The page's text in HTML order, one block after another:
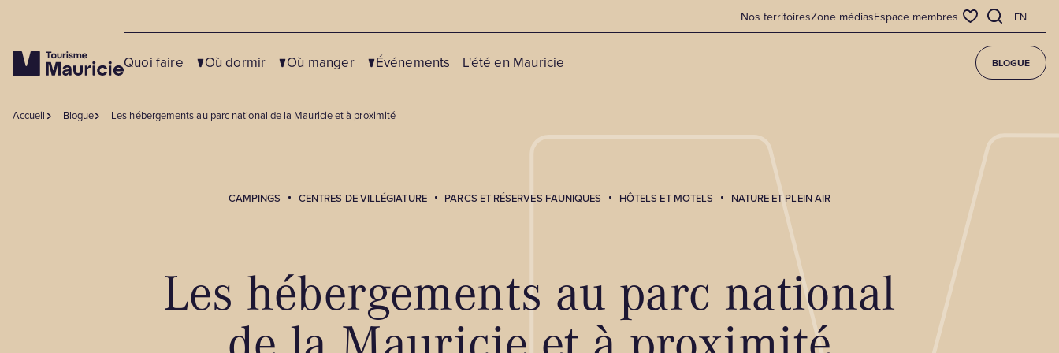
Nos territoiresZone médiasEspace membres EN
Quoi faire
Centres de ski
Patinage
Pêche blanche et pêche aux
petits poissons des chenaux
Entreprises de service et partenaires
Vélo
Équitation
Golf
Où dormir
Centres de vacances
Centres de villégiature
Où manger
Cabanes à sucre
Microbrasseries et bars
Événements L'été en Mauricie BLOGUE
Accueil Blogue Les hébergements au parc national de la Mauricie et à proximité
CAMPINGS CENTRES DE VILLÉGIATURE PARCS ET RÉSERVES FAUNIQUES HÔTELS ET MOTELS NATURE ET PLEIN AIR
Les hébergements au parc national